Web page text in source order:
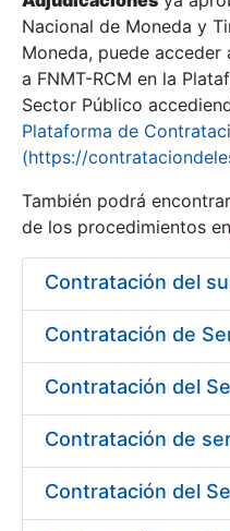
Erakutsi/Ezkutatu
Erakutsi/Ezkutatu
Nacional de Moneda y
Moneda, puede
a FNMT-RCM en la
Sector Público
Plataforma de
(https://
También podrá
de los procedimientos en